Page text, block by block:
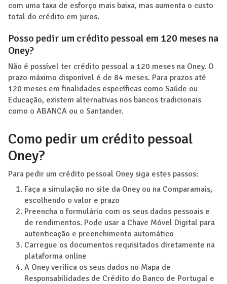
com uma taxa de esforço mais baixa, mas aumenta o custo
total do crédito em juros.
Posso pedir um crédito pessoal em 120 meses na
Oney?
Não é possível ter crédito pessoal a 120 meses na Oney. O
prazo máximo disponível é de 84 meses. Para prazos até
120 meses em finalidades específicas como Saúde ou
Educação, existem alternativas nos bancos tradicionais
como o ABANCA ou o Santander.
Como pedir um crédito pessoal
Oney?
Para pedir um crédito pessoal Oney siga estes passos:
Faça a simulação no site da Oney ou na Comparamais,
escolhendo o valor e prazo
Preencha o formulário com os seus dados pessoais e
de rendimentos. Pode usar a Chave Móvel Digital para
autenticação e preenchimento automático
Carregue os documentos requisitados diretamente na
plataforma online
A Oney verifica os seus dados no Mapa de
Responsabilidades de Crédito do Banco de Portugal e